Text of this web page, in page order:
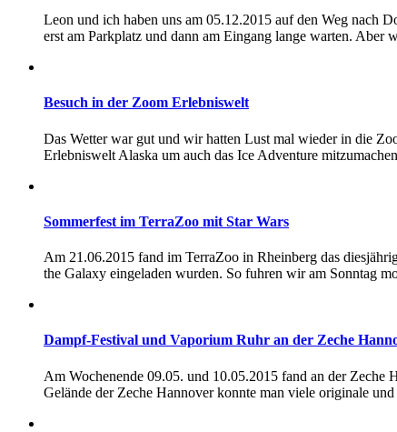
Leon und ich haben uns am 05.12.2015 auf den Weg nach
erst am Parkplatz und dann am Eingang lange warten. Aber
Besuch in der Zoom Erlebniswelt
Das Wetter war gut und wir hatten Lust mal wieder in die
Erlebniswelt Alaska um auch das Ice Adventure
Sommerfest im TerraZoo mit Star Wars
Am 21.06.2015 fand im TerraZoo in Rheinberg das
the Galaxy eingeladen wurden. So fuhren wir am Sonntag
Dampf-Festival und Vaporium Ruhr an der Zeche
Am Wochenende 09.05. und 10.05.2015 fand an der Zeche
Gelände der Zeche Hannover konnte man viele originale